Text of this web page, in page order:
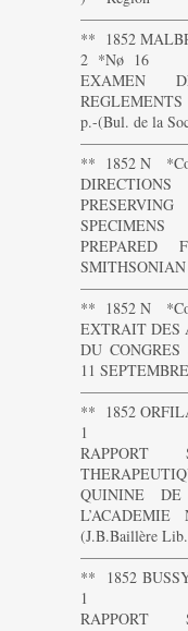
** 1852
2 *Nø 16
EXAMEN
p.-(Bul. de la
** 1852 N
** 1852 N
EXTRAIT DES
DU
11
** 1852
1
RAPPORT
QUININE
(J.B.Baillère
** 1852
1
RAPPORT